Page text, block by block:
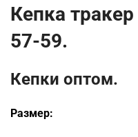
Кепка
57-59.
Кепки оптом.
Размер: